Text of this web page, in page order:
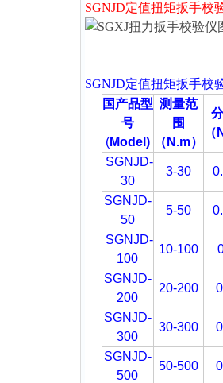
SGNJD定值扭矩扳手校
SGNJD定值扭矩扳手校
国产品型
号
(Model)
测量范
围
（N.m）
SGNJD-
30
3-30
SGNJD-
50
5-50
SGNJD-
100
10-100
SGNJD-
200
20-200
SGNJD-
300
30-300
SGNJD-
500
50-500